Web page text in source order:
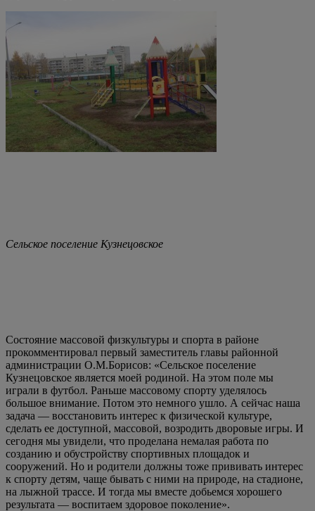
Сельское поселение Кузнецовское
Состояние массовой физкультуры и спорта в районе
прокомментировал первый заместитель главы районной
администрации О.М.Борисов: «Сельское поселение
Кузнецовское является моей родиной. На этом поле мы
играли в футбол. Раньше массовому спорту уделялось
большое внимание. Потом это немного ушло. А сейчас наша
задача — восстановить интерес к физической культуре,
сделать ее доступной, массовой, возродить дворовые игры. И
сегодня мы увидели, что проделана немалая работа по
созданию и обустройству спортивных площадок и
сооружений. Но и родители должны тоже прививать интерес
к спорту детям, чаще бывать с ними на природе, на стадионе,
на лыжной трассе. И тогда мы вместе добьемся хорошего
результата — воспитаем здоровое поколение».